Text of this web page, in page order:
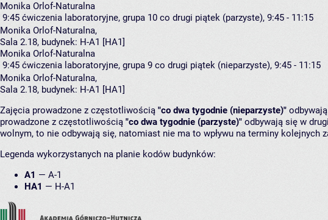
Monika Orlof-Naturalna
9:45 ćwiczenia laboratoryjne, grupa 10 co drugi piątek (parzyste), 9:45 - 11:15
Monika Orlof-Naturalna,
Sala 2.18, budynek: H-A1 [HA1]
Monika Orlof-Naturalna
9:45 ćwiczenia laboratoryjne, grupa 9 co drugi piątek (nieparzyste), 9:45 - 11:15
Monika Orlof-Naturalna,
Sala 2.18, budynek: H-A1 [HA1]
Zajęcia prowadzone z częstotliwością "co dwa tygodnie (nieparzyste)"
prowadzone z częstotliwością "co dwa tygodnie (parzyste)" odbywają się w
wolnym, to nie odbywają się, natomiast nie ma to wpływu na terminy kolejnych
Legenda wykorzystanych na planie kodów budynków:
A1 — A-1
HA1 — H-A1